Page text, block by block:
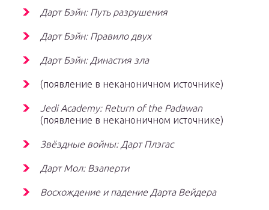
Дарт Бэйн: Путь разрушения
Дарт Бэйн: Правило двух
Дарт Бэйн: Династия зла
(появление в неканоничном источнике)
Jedi Academy: Return of the Padawan
(появление в неканоничном источнике)
Звёздные войны: Дарт Плэгас
Дарт Мол: Взаперти
Восхождение и падение Дарта Вейдера